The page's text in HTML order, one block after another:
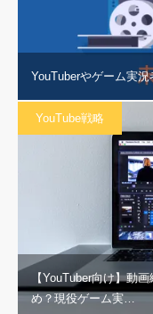
YouTuberやゲーム実
YouTube戦略
【YouTuber向け】動
め？現役ゲーム実…